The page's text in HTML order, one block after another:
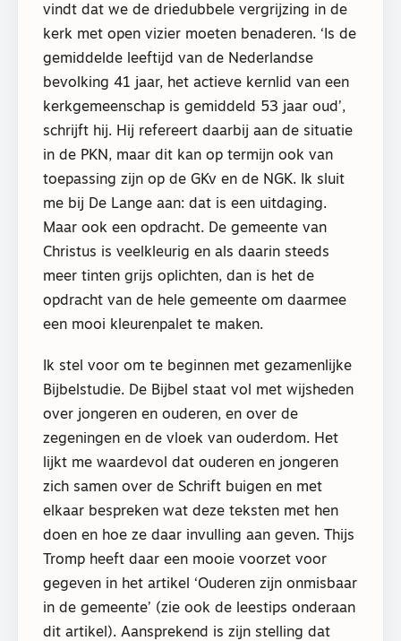
vindt dat we de driedubbele vergrijzing in de
kerk met open vizier moeten benaderen. ‘Is de
gemiddelde leeftijd van de Nederlandse
bevolking 41 jaar, het actieve kernlid van een
kerkgemeenschap is gemiddeld 53 jaar oud’,
schrijft hij. Hij refereert daarbij aan de situatie
in de PKN, maar dit kan op termijn ook van
toepassing zijn op de GKv en de NGK. Ik sluit
me bij De Lange aan: dat is een uitdaging.
Maar ook een opdracht. De gemeente van
Christus is veelkleurig en als daarin steeds
meer tinten grijs oplichten, dan is het de
opdracht van de hele gemeente om daarmee
een mooi kleurenpalet te maken.
Ik stel voor om te beginnen met gezamenlijke
Bijbelstudie. De Bijbel staat vol met wijsheden
over jongeren en ouderen, en over de
zegeningen en de vloek van ouderdom. Het
lijkt me waardevol dat ouderen en jongeren
zich samen over de Schrift buigen en met
elkaar bespreken wat deze teksten met hen
doen en hoe ze daar invulling aan geven. Thijs
Tromp heeft daar een mooie voorzet voor
gegeven in het artikel ‘Ouderen zijn onmisbaar
in de gemeente’ (zie ook de leestips onderaan
dit artikel). Aansprekend is zijn stelling dat